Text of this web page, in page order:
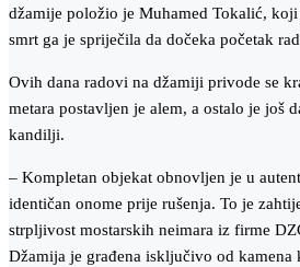
džamije položio je Muhamed Tokalić,
smrt ga je spriječila da dočeka početak
Ovih dana radovi na džamiji privode se
metara postavljen je alem, a ostalo je još
kandilji.
– Kompletan objekat obnovljen je u
identičan onome prije rušenja. To je
strpljivost mostarskih neimara iz firme
Džamija je građena isključivo od